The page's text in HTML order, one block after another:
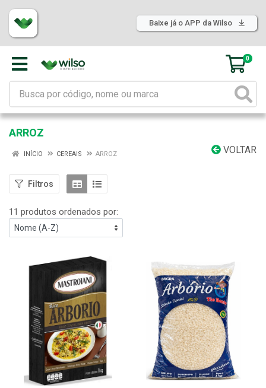
Baixe já o APP da Wilso
0
ARROZ
VOLTAR
INÍCIO CEREAIS ARROZ
Filtros
11 produtos ordenados por: